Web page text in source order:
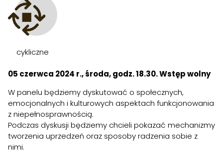
cykliczne
05 czerwca 2024 r., środa, godz. 18.30. Wstęp wolny
W panelu będziemy dyskutować o społecznych,
emocjonalnych i kulturowych aspektach funkcjonowania
z niepełnosprawnością.
Podczas dyskusji będziemy chcieli pokazać mechanizmy
tworzenia uprzedzeń oraz sposoby radzenia sobie z
nimi.